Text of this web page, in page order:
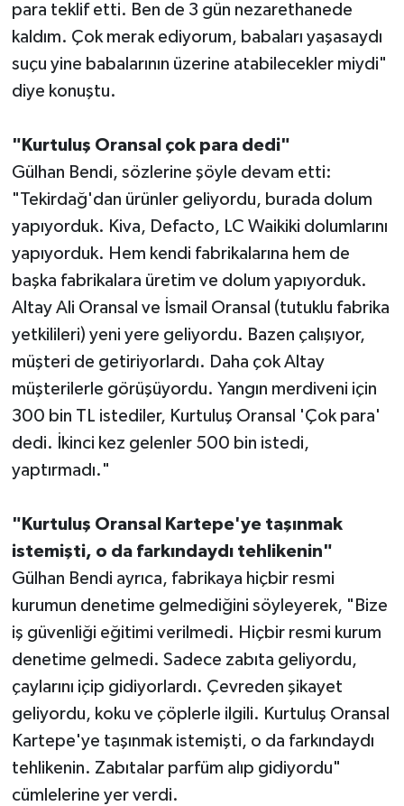
para teklif etti. Ben de 3 gün nezarethanede
kaldım. Çok merak ediyorum, babaları yaşasaydı
suçu yine babalarının üzerine atabilecekler miydi"
diye konuştu.
"Kurtuluş Oransal çok para dedi"
Gülhan Bendi, sözlerine şöyle devam etti:
"Tekirdağ'dan ürünler geliyordu, burada dolum
yapıyorduk. Kiva, Defacto, LC Waikiki dolumlarını
yapıyorduk. Hem kendi fabrikalarına hem de
başka fabrikalara üretim ve dolum yapıyorduk.
Altay Ali Oransal ve İsmail Oransal (tutuklu fabrika
yetkilileri) yeni yere geliyordu. Bazen çalışıyor,
müşteri de getiriyorlardı. Daha çok Altay
müşterilerle görüşüyordu. Yangın merdiveni için
300 bin TL istediler, Kurtuluş Oransal 'Çok para'
dedi. İkinci kez gelenler 500 bin istedi,
yaptırmadı."
"Kurtuluş Oransal Kartepe'ye taşınmak
istemişti, o da farkındaydı tehlikenin"
Gülhan Bendi ayrıca, fabrikaya hiçbir resmi
kurumun denetime gelmediğini söyleyerek, "Bize
iş güvenliği eğitimi verilmedi. Hiçbir resmi kurum
denetime gelmedi. Sadece zabıta geliyordu,
çaylarını içip gidiyorlardı. Çevreden şikayet
geliyordu, koku ve çöplerle ilgili. Kurtuluş Oransal
Kartepe'ye taşınmak istemişti, o da farkındaydı
tehlikenin. Zabıtalar parfüm alıp gidiyordu"
cümlelerine yer verdi.